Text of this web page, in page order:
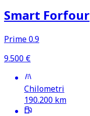
Smart Forfour
Prime 0.9
9.500 €
Chilometri
190.200 km